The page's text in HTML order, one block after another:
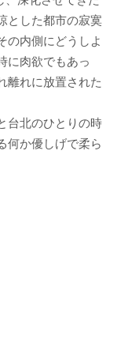
とした都市の寂寞
の内側にどうしよ
に肉欲でもあっ
離れに放置された
台北のひとりの時
何か優しげで柔ら